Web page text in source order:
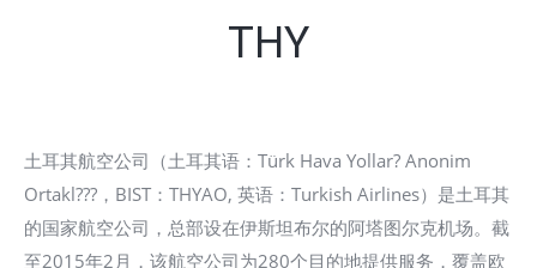
THY
土耳其航空公司（土耳其语：Türk Hava Yollar? Anonim
Ortakl???，BIST：THYAO, 英语：Turkish Airlines）是土耳其
的国家航空公司，总部设在伊斯坦布尔的阿塔图尔克机场。截
至2015年2月，该航空公司为280个目的地提供服务，覆盖欧